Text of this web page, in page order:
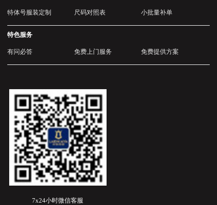
特体号服装定制 尺码对照表 小批量补单
特色服务
有问必答 免费上门服务 免费提供方案
7x24小时微信客服